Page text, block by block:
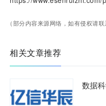
（部分内容来源网络，如有侵权请联
相关文章推荐
数据